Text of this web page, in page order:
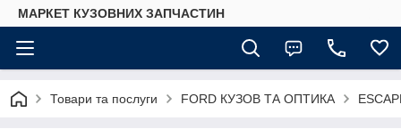
МАРКЕТ КУЗОВНИХ ЗАПЧАСТИН
Товари та послуги FORD КУЗОВ ТА ОПТИКА